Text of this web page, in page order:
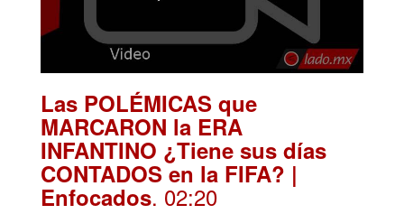
Las POLÉMICAS que
MARCARON la ERA
INFANTINO ¿Tiene sus días
CONTADOS en la FIFA? |
Enfocados. 02:20